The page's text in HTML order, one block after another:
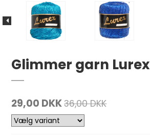
Glimmer garn Lurex
29,00 DKK36,00 DKK